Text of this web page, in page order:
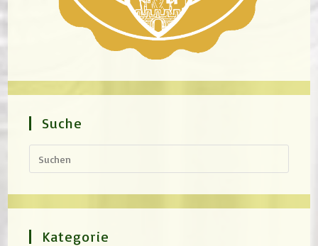
Suche
Kategorie